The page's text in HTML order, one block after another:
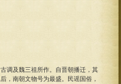
调及魏三祖所作。自晋朝播迁，其
，南朝文物号为最盛。民谣国俗，